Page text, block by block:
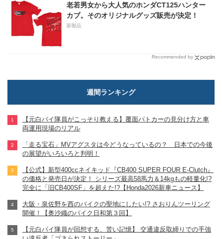
老若男女から大人気のホンダCT125ハンター
カブ。そのオリジナルグッズ販売が決定！
新製品
Recommended by
週間ランキング
【元白バイ隊員がこっそり教える】覆面パトカーの見分け方と車
両運用現場のリアル
「走る宝石」MVアグスタは今どうなっているの？ 日本での今後
の展望がいろいろと判明！
【公式】新型400ccネイキッド『CB400 SUPER FOUR E-Clutch』
の価格と発売日が決定！ シリーズ最高58馬力＆14kgもの軽量化!?
完全に「旧CB400SF」を超えた!?【Honda2026新車ニュース】
大阪・泉佐野を西のバイクの聖地にしたい!? さおりんツーリング
開催！【奥沙織のバイク日和第３回】
【元白バイ隊員が回想する、苦い記憶】 交通違反取締りでの手強